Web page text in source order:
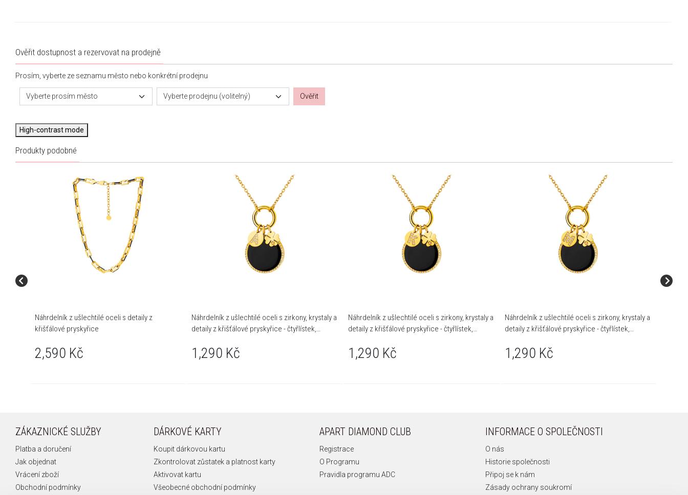
Ověřit dostupnost a rezervovat na prodejně
Prosím, vyberte ze seznamu město nebo konkrétní prodejnu
Vyberte prosím město Vyberte prodejnu (volitelný) Ověřit
High-contrast mode
Produkty podobné
Náhrdelník z ušlechtilé oceli s detaily z
křišťálové pryskyřice
2,590 Kč
Náhrdelník z ušlechtilé oceli s zirkony, krystaly a
detaily z křišťálové pryskyřice - čtyřlístek,
1,290 Kč
Náhrdelník z ušlechtilé oceli s zirkony, krystaly a
detaily z křišťálové pryskyřice - čtyřlístek,
1,290 Kč
Náhrdelník z ušlechtilé oceli s zirkony, krystaly a
detaily z křišťálové pryskyřice - čtyřlístek,
1,290 Kč
ZÁKAZNICKÉ SLUŽBY
Platba a doručení
Jak objednat
Vrácení zboží
Obchodní podmínky
DÁRKOVÉ KARTY
Koupit dárkovou kartu
Zkontrolovat zůstatek a platnost karty
Aktivovat kartu
Všeobecné obchodní podmínky
APART DIAMOND CLUB
Registrace
O Programu
Pravidla programu ADC
INFORMACE O SPOLEČNOSTI
O nás
Historie společnosti
Připoj se k nám
Zásady ochrany soukromí